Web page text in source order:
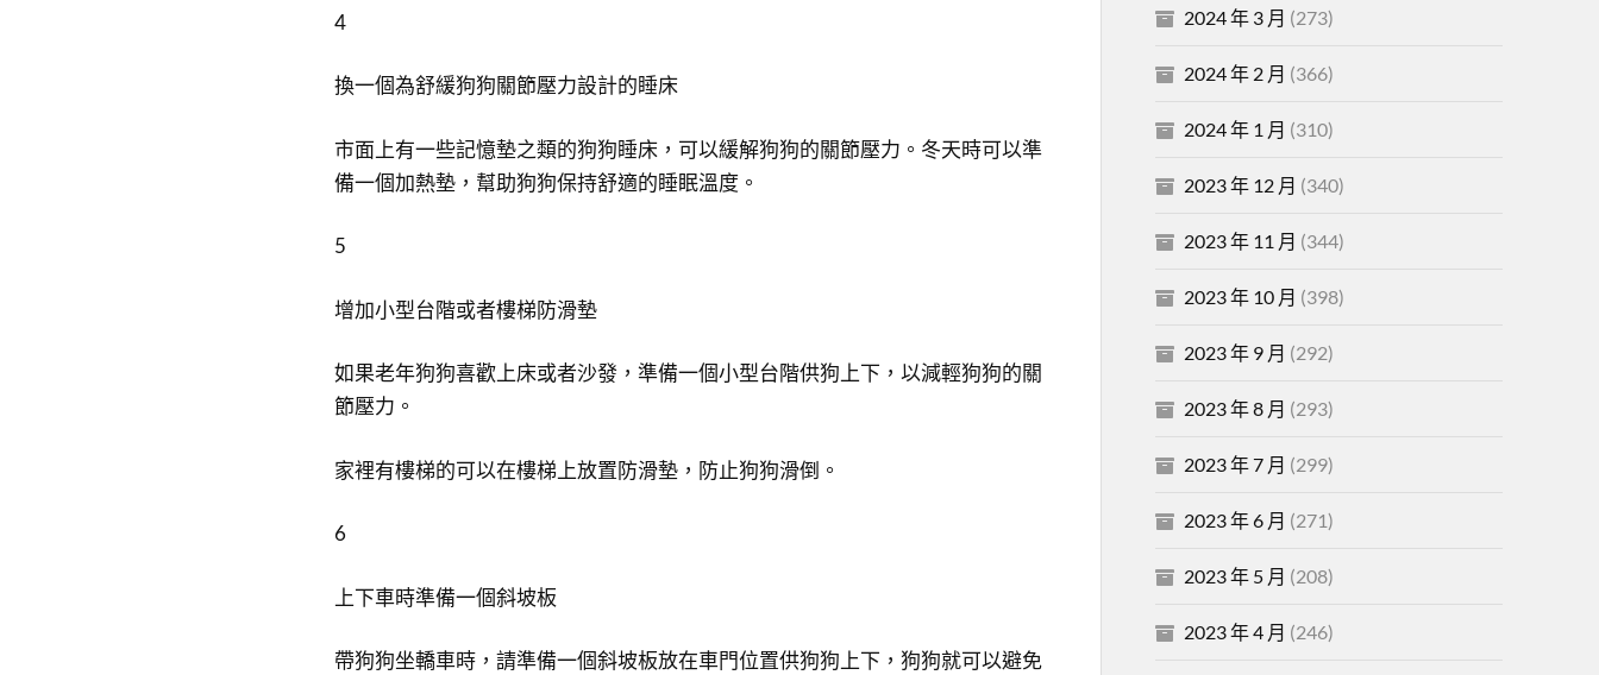
4
換一個為舒緩狗狗關節壓力設計的睡床
市面上有一些記憶墊之類的狗狗睡床，可以緩解狗狗的關節壓力。冬天時可以準
備一個加熱墊，幫助狗狗保持舒適的睡眠溫度。
5
增加小型台階或者樓梯防滑墊
如果老年狗狗喜歡上床或者沙發，準備一個小型台階供狗上下，以減輕狗狗的關
節壓力。
家裡有樓梯的可以在樓梯上放置防滑墊，防止狗狗滑倒。
6
上下車時準備一個斜坡板
帶狗狗坐轎車時，請準備一個斜坡板放在車門位置供狗狗上下，狗狗就可以避免
2024 年 3 月 (273)
2024 年 2 月 (366)
2024 年 1 月 (310)
2023 年 12 月 (340)
2023 年 11 月 (344)
2023 年 10 月 (398)
2023 年 9 月 (292)
2023 年 8 月 (293)
2023 年 7 月 (299)
2023 年 6 月 (271)
2023 年 5 月 (208)
2023 年 4 月 (246)